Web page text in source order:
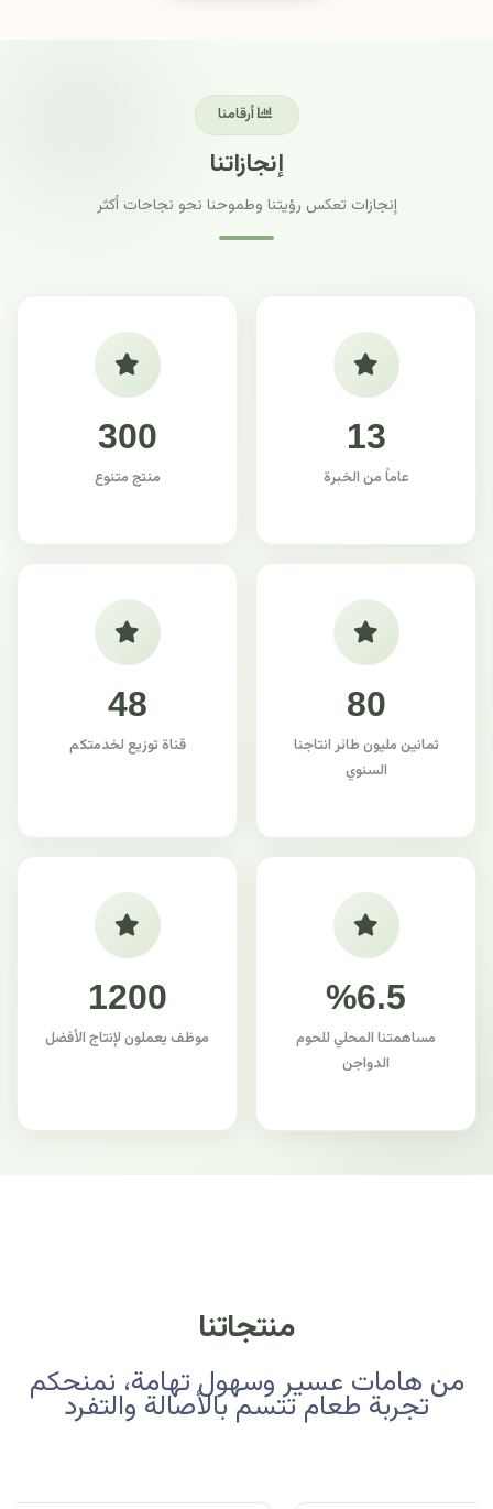
أرقامنا
إنجازاتنا
إنجازات تعكس رؤيتنا وطموحنا نحو نجاحات أكثر
13
عاماً من الخبرة
300
منتج متنوع
80
ثمانين مليون طائر انتاجنا
السنوي
48
قناة توزيع لخدمتكم
%6.5
مساهمتنا المحلي للحوم
الدواجن
1200
موظف يعملون لإنتاج الأفضل
منتجاتنا
من هامات عسير وسهول تهامة، نمنحكم
تجربة طعام تتسم بالأصالة والتفرد